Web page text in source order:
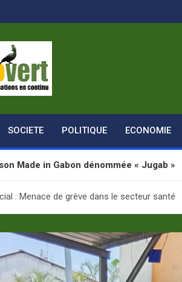
vert
et Informations en continu
SOCIETE POLITIQUE ECONOMIE
dénommée « Jugab »
: Menace de grève dans le secteur santé